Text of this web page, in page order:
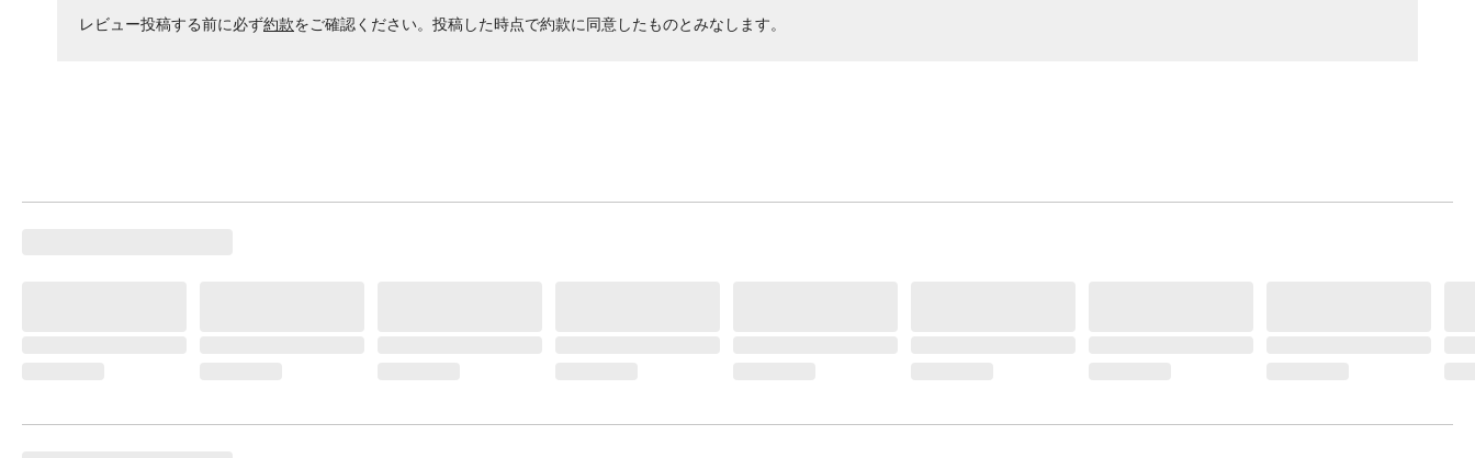
レビュー投稿する前に必ず約款をご確認ください。投稿した時点で約款に同意したものとみなします。